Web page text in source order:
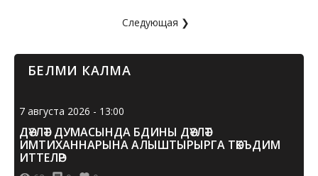
Следующая ❯
БЕЛМИ КАЛМА
7 августа 2026 - 13:00
ДӘҮЛӘТ ДУМАСЫНДА БДИНЫ ДӘҮЛӘТ
ИМТИХАННАРЫНА АЛЫШТЫРЫРГА ТӘКЪДИМ
ИТТЕЛӘР